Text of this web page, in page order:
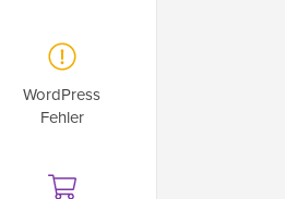
WordPress
Fehler